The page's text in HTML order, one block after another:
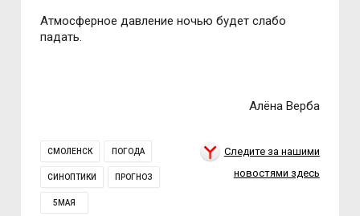
Атмосферное давление ночью будет слабо
падать.
Алёна Верба
СМОЛЕНСК ПОГОДА
СИНОПТИКИ ПРОГНОЗ
5МАЯ
Следите за нашими
новостями здесь